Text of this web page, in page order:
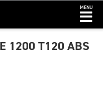
MENU
1200 T120 ABS